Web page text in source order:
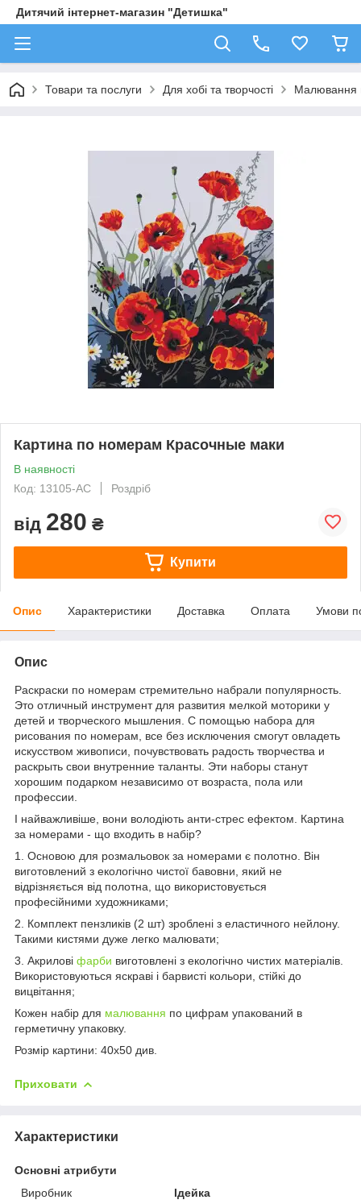
Дитячий інтернет-магазин "Детишка"
Товари та послуги Для хобі та творчості Малювання
Картина по номерам Красочные маки
В наявності
Код: 13105-AC
Роздріб
від 280 ₴
Купити
Опис Характеристики Доставка Оплата Умови
Опис
Раскраски по номерам стремительно набрали популярность.
Это отличный инструмент для развития мелкой моторики у
детей и творческого мышления. С помощью набора для
рисования по номерам, все без исключения смогут овладеть
искусством живописи, почувствовать радость творчества и
раскрыть свои внутренние таланты. Эти наборы станут
хорошим подарком независимо от возраста, пола или
профессии.
І найважливіше, вони володіють анти-стрес ефектом. Картина
за номерами - що входить в набір?
1. Основою для розмальовок за номерами є полотно. Він
виготовлений з екологічно чистої бавовни, який не
відрізняється від полотна, що використовується
професійними художниками;
2. Комплект пензликів (2 шт) зроблені з еластичного нейлону.
Такими кистями дуже легко малювати;
3. Акрилові фарби виготовлені з екологічно чистих матеріалів.
Використовуються яскраві і барвисті кольори, стійкі до
вицвітання;
Кожен набір для малювання по цифрам упакований в
герметичну упаковку.
Розмір картини: 40х50 див.
Приховати
Характеристики
Основні атрибути
Виробник
Ідейка